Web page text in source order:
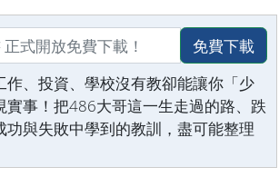
免費下載
作、投資、學校沒有教卻能讓你「少
實事！把486大哥這一生走過的路、跌
功與失敗中學到的教訓，盡可能整理